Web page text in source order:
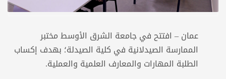
عمان – افتتح في جامعة الشرق الأوسط مختبر
الممارسة الصيدلانية في كلية الصيدلة؛ بهدف إكساب
الطلبة المهارات والمعارف العلمية والعملية.